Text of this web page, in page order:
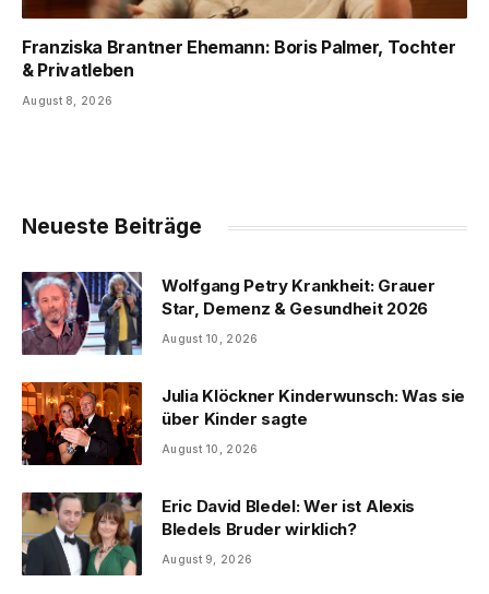
Franziska Brantner Ehemann: Boris Palmer, Tochter
& Privatleben
August 8, 2026
Neueste Beiträge
Wolfgang Petry Krankheit: Grauer
Star, Demenz & Gesundheit 2026
August 10, 2026
Julia Klöckner Kinderwunsch: Was sie
über Kinder sagte
August 10, 2026
Eric David Bledel: Wer ist Alexis
Bledels Bruder wirklich?
August 9, 2026